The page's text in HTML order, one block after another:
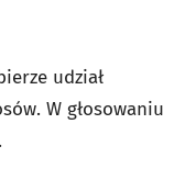
udział
W głosowaniu